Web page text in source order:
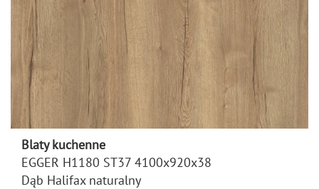
Blaty kuchenne
EGGER H1180 ST37 4100x920x38
Dąb Halifax naturalny